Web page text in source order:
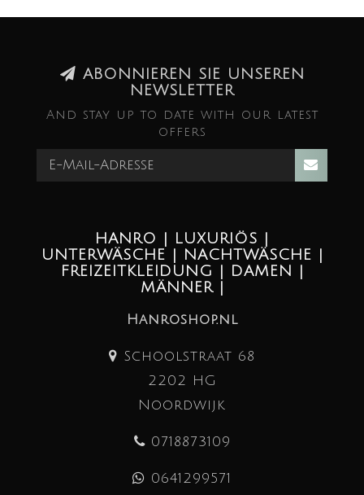
ABONNIEREN SIE UNSEREN
NEWSLETTER
And stay up to date with our latest
offers
HANRO | LUXURIÖS |
UNTERWÄSCHE | NACHTWÄSCHE |
FREIZEITKLEIDUNG | DAMEN |
MÄNNER |
Hanroshop.nl
Schoolstraat 68
2202 HG
Noordwijk
0718873109
0641299571